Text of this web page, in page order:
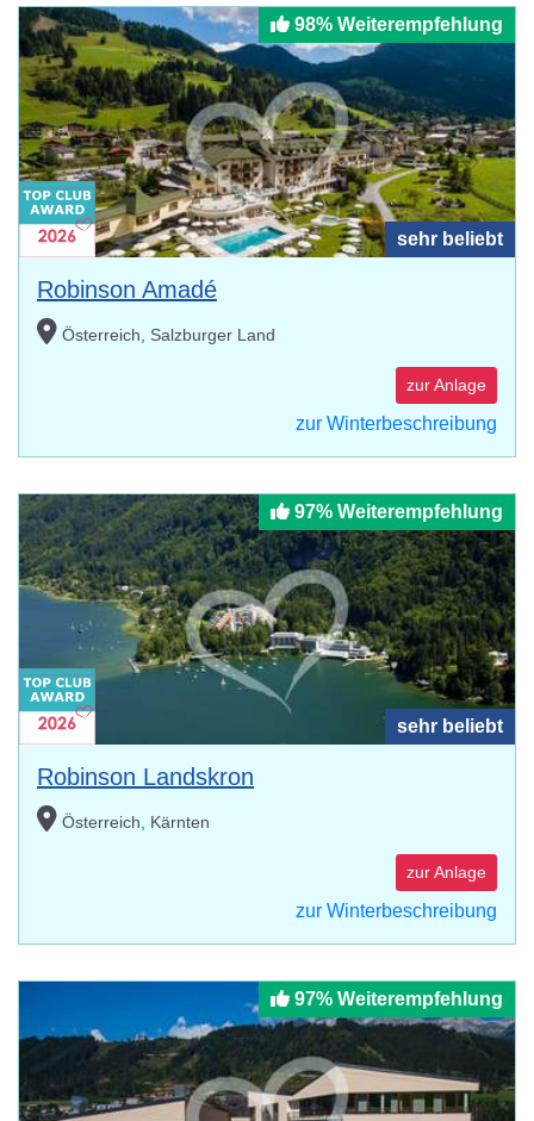
98% Weiterempfehlung
sehr beliebt
Robinson Amadé
Österreich, Salzburger Land
zur Anlage
zur Winterbeschreibung
97% Weiterempfehlung
sehr beliebt
Robinson Landskron
Österreich, Kärnten
zur Anlage
zur Winterbeschreibung
97% Weiterempfehlung